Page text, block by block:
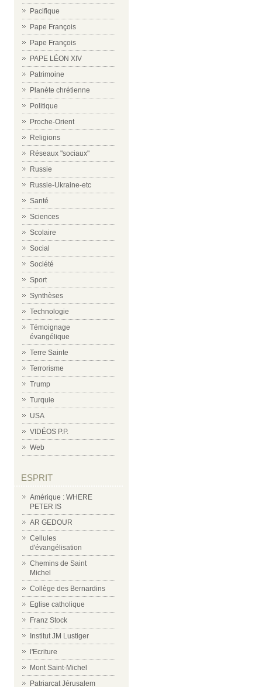
Pacifique
Pape François
Pape François
PAPE LÉON XIV
Patrimoine
Planète chrétienne
Politique
Proche-Orient
Religions
Réseaux "sociaux"
Russie
Russie-Ukraine-etc
Santé
Sciences
Scolaire
Social
Société
Sport
Synthèses
Technologie
Témoignage
évangélique
Terre Sainte
Terrorisme
Trump
Turquie
USA
VIDÉOS P.P.
Web
ESPRIT
Amérique : WHERE
PETER IS
AR GEDOUR
Cellules
d'évangélisation
Chemins de Saint
Michel
Collège des Bernardins
Eglise catholique
Franz Stock
Institut JM Lustiger
l'Ecriture
Mont Saint-Michel
Patriarcat Jérusalem